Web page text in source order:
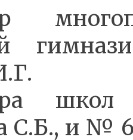
С.Б., и №